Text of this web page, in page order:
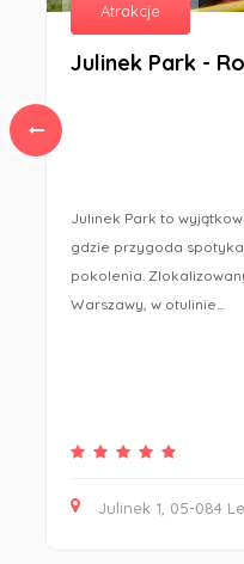
Atrakcje
Julinek Park -
Julinek Park to
gdzie przygoda spotyka
pokolenia.
Warszawy, w otulinie...
Julinek 1, 05-084